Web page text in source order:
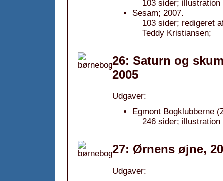
103 sider; illustration
Sesam; 2007.
103 sider; redigeret
Teddy Kristiansen;
26: Saturn og
2005
Udgaver:
Egmont Bogklubberne
246 sider; illustration
27: Ørnens øjne,
Udgaver: